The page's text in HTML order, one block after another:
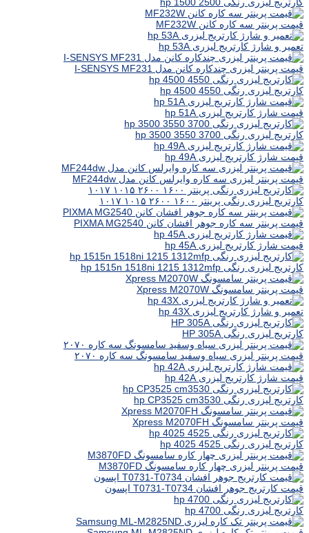
قیمت پرینتر سه کاره کانن MF232W
تعمیر و شارژ کارتریج لیزری hp 53A
قیمت پرینتر لیزری چندکاره کانن مدل I-SENSYS MF231
کارتریج لیزری رنگی hp 4500 4550
قیمت شارژ کارتریج لیزری hp 51A
کارتریج لیزری رنگی hp 3500 3550 3700
قیمت شارژ کارتریج لیزری hp 49A
قیمت پرینتر لیزری سه کاره وایرلس کانن مدل MF244dw
کارتریج لیزری رنگی پرینتر ۱۶۰۰ ۲۶۰۰ ۱۰۱۵ ۱۰۱۷
قیمت پرینتر سه کاره جوهر افشان کانن PIXMA MG2540
قیمت شارژ کارتریج لیزری hp 45A
کارتریج لیزری رنگی hp 1515n 1518ni 1215 1312mfp
قیمت پرینتر سامسونگ Xpress M2070W
تعمیر و شارژ کارتریج لیزری hp 43X
کارتریج لیزری رنگی HP 305A
قیمت پرینتر لیزری سیاه وسفید سامسونگ سه کاره ۲۰۷۰
قیمت شارژ کارتریج لیزری hp 42A
کارتریج لیزری رنگی hp CP3525 cm3530
قیمت پرینتر سامسونگ Xpress M2070FH
کارتریج لیزری رنگی hp 4025 4525
قیمت پرینتر لیزری چهار کاره سامسونگ M3870FD
قیمت کارتریج جوهر افشان T0731-T0734 اپسون
کارتریج لیزری رنگی hp 4700